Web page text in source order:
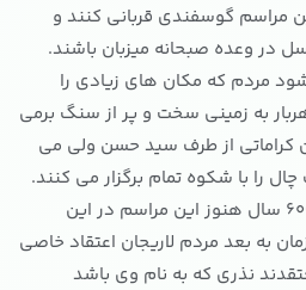
مراسم گوسفندی قربانی کنند و
در وعده صبحانه میزبان باشند.
مردم که مکان های زیادی را
به زمینی سخت و پر از سنگ برمی
کراماتی از طرف سید حسن ولی می
را با شکوه تمام برگزار می کنند.
امروزه بعد از گذشت حدود 600 سال هنوز این مراسم در این
به بعد مردم لاریجان اعتقاد خاصی
نذری که به نام وی باشد